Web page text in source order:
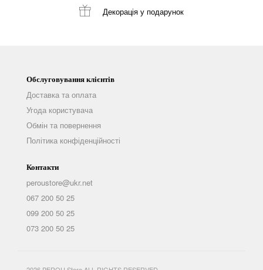
Декорація у подарунок
Обслуговування клієнтів
Доставка та оплата
Угода користувача
Обмін та повернення
Політика конфіденційності
Контакти
peroustore@ukr.net
067 200 50 25
099 200 50 25
073 200 50 25